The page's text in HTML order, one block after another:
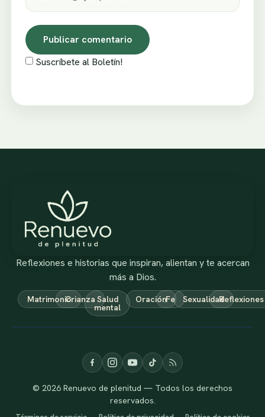
Suscríbete al Boletín!
Reflexiones e historias que inspiran, alientan y te acercan
más a Dios.
MatrimonioCrianza Salud
mental
OraciónFe SexualidadReflexiones
© 2026 Renuevo de plenitud — Todos los derechos
reservados.